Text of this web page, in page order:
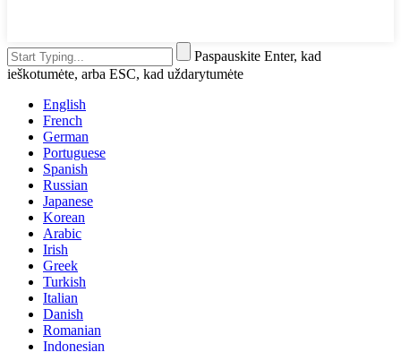
Paspauskite Enter, kad
ieškotumėte, arba ESC, kad uždarytumėte
English
French
German
Portuguese
Spanish
Russian
Japanese
Korean
Arabic
Irish
Greek
Turkish
Italian
Danish
Romanian
Indonesian